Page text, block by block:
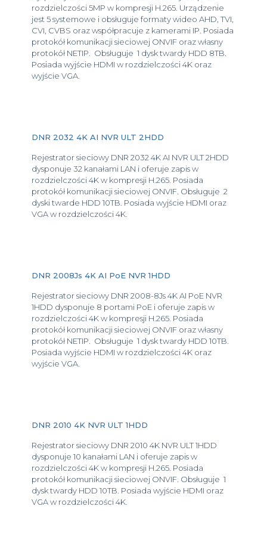
rozdzielczości 5MP w kompresji H.265. Urządzenie
jest 5 systemowe i obsługuje formaty wideo AHD, TVI,
CVI, CVBS oraz współpracuje z kamerami IP. Posiada
protokół komunikacji sieciowej ONVIF oraz własny
protokół NETIP. Obsługuje 1 dysk twardy HDD 8TB.
Posiada wyjście HDMI w rozdzielczości 4K oraz
wyjście VGA.
DNR 2032 4K AI NVR ULT 2HDD
Rejestrator sieciowy DNR 2032 4K AI NVR ULT 2HDD
dysponuje 32 kanałami LAN i oferuje zapis w
rozdzielczości 4K w kompresji H.265. Posiada
protokół komunikacji sieciowej ONVIF. Obsługuje 2
dyski twarde HDD 10TB. Posiada wyjście HDMI oraz
VGA w rozdzielczości 4K.
DNR 2008Js 4K AI PoE NVR 1HDD
Rejestrator sieciowy DNR 2008-8Js 4K AI PoE NVR
1HDD dysponuje 8 portami PoE i oferuje zapis w
rozdzielczości 4K w kompresji H.265. Posiada
protokół komunikacji sieciowej ONVIF oraz własny
protokół NETIP. Obsługuje 1 dysk twardy HDD 10TB.
Posiada wyjście HDMI w rozdzielczości 4K oraz
wyjście VGA.
DNR 2010 4K NVR ULT 1HDD
Rejestrator sieciowy DNR 2010 4K NVR ULT 1HDD
dysponuje 10 kanałami LAN i oferuje zapis w
rozdzielczości 4K w kompresji H.265. Posiada
protokół komunikacji sieciowej ONVIF. Obsługuje 1
dysk twardy HDD 10TB. Posiada wyjście HDMI oraz
VGA w rozdzielczości 4K.